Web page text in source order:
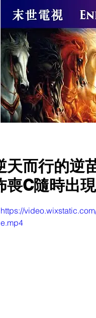
天而行的逆
喪C隨時出
https://
e.mp4